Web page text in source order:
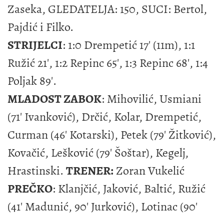
Zaseka, GLEDATELJA: 150, SUCI: Bertol,
Pajdić i Filko.
STRIJELCI: 1:0 Drempetić 17' (11m), 1:1
Ružić 21', 1:2 Repinc 65', 1:3 Repinc 68', 1:4
Poljak 89'.
MLADOST ZABOK: Mihovilić, Usmiani
(71' Ivanković), Drčić, Kolar, Drempetić,
Curman (46' Kotarski), Petek (79' Žitković),
Kovačić, Lešković (79' Šoštar), Kegelj,
Hrastinski. TRENER: Zoran Vukelić
PREČKO: Klanjčić, Jaković, Baltić, Ružić
(41' Madunić, 90' Jurković), Lotinac (90'